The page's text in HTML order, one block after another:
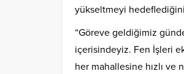
yükseltmeyi
“Göreve geldiğimiz
içerisindeyiz. Fen İşleri
her mahallesine hızlı ve